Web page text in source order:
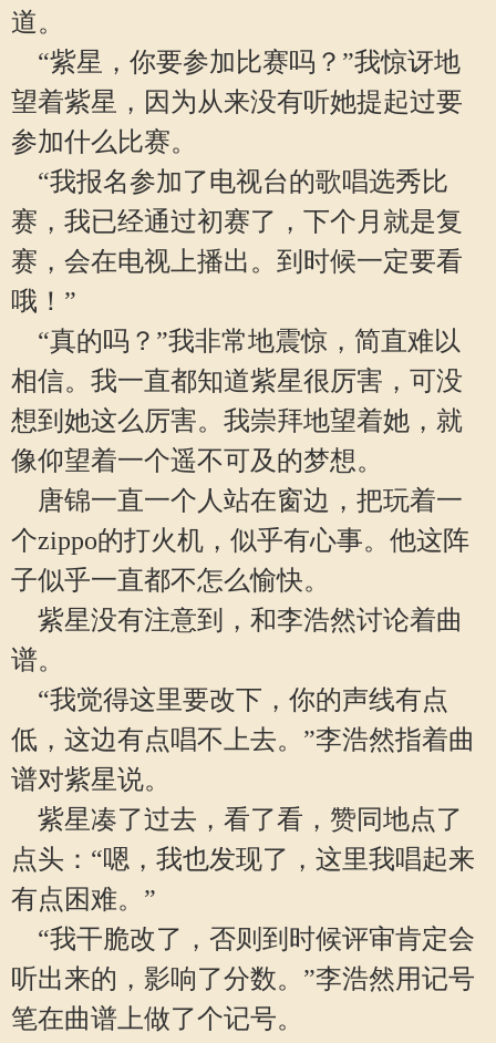
道。
“紫星，你要参加比赛吗？”我惊讶地
望着紫星，因为从来没有听她提起过要
参加什么比赛。
“我报名参加了电视台的歌唱选秀比
赛，我已经通过初赛了，下个月就是复
赛，会在电视上播出。到时候一定要看
哦！”
“真的吗？”我非常地震惊，简直难以
相信。我一直都知道紫星很厉害，可没
想到她这么厉害。我崇拜地望着她，就
像仰望着一个遥不可及的梦想。
唐锦一直一个人站在窗边，把玩着一
个zippo的打火机，似乎有心事。他这阵
子似乎一直都不怎么愉快。
紫星没有注意到，和李浩然讨论着曲
谱。
“我觉得这里要改下，你的声线有点
低，这边有点唱不上去。”李浩然指着曲
谱对紫星说。
紫星凑了过去，看了看，赞同地点了
点头：“嗯，我也发现了，这里我唱起来
有点困难。”
“我干脆改了，否则到时候评审肯定会
听出来的，影响了分数。”李浩然用记号
笔在曲谱上做了个记号。